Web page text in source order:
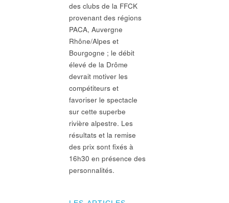
des clubs de la FFCK
provenant des régions
PACA, Auvergne
Rhône/Alpes et
Bourgogne ; le débit
élevé de la Drôme
devrait motiver les
compétiteurs et
favoriser le spectacle
sur cette superbe
rivière alpestre. Les
résultats et la remise
des prix sont fixés à
16h30 en présence des
personnalités.